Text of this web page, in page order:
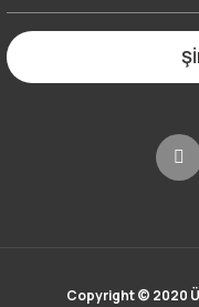
Copyright © 2020